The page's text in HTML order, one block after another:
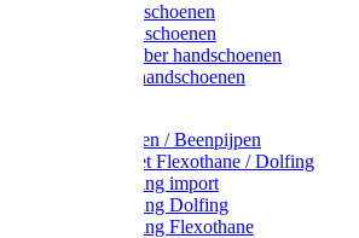
Latex handschoenen
Leren handschoenen
PVC / Rubber handschoenen
Katoenen handschoenen
Plukmouwen / Beenpijpen
Reparatieset Flexothane / Dolfing
Regenkleding import
Regenkleding Dolfing
Regenkleding Flexothane